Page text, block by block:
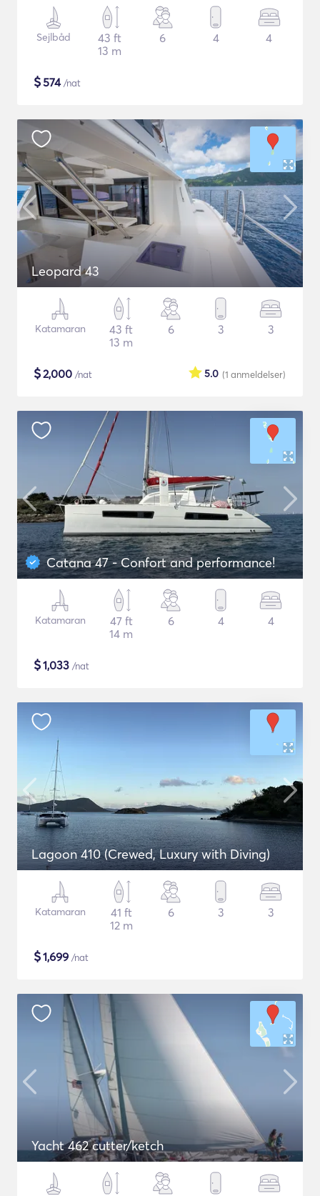
Sejlbåd
43 ft
13 m
6 4 4
$574/nat
Leopard 43
Katamaran
43 ft
13 m
6 3 3
$2,000 /nat (1 anmeldelser)
5.0
Catana 47 - Confort and performance!
Katamaran
47 ft
14 m
6 4 4
$1,033 /nat
Lagoon 410 (Crewed, Luxury with Diving)
Katamaran
41 ft
12 m
6 3 3
$1,699 /nat
Yacht 462 cutter/ketch